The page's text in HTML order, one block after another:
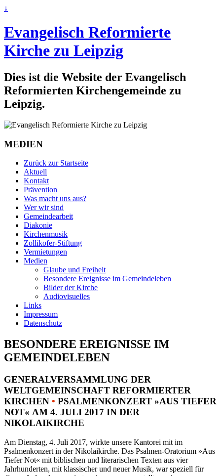
↓
Evangelisch Reformierte
Kirche zu Leipzig
Dies ist die Website der Evangelisch
Reformierten Kirchengemeinde zu
Leipzig.
MEDIEN
Zurück zur Startseite
Aktuell
Kontakt
Prävention
Was macht uns aus?
Wer wir sind
Gemeindearbeit
Diakonie
Kirchenmusik
Zollikofer-Stiftung
Vermietungen
Medien
Glaube und Freiheit
Besondere Ereignisse im Gemeindeleben
Bilder der Kirche
Audiovisuelles
Links
Impressum
Datenschutz
BESONDERE EREIGNISSE IM
GEMEINDELEBEN
GENERALVERSAMMLUNG DER
WELTGEMEINSCHAFT REFORMIERTER
KIRCHEN • PSALMENKONZERT »AUS TIEFER
NOT« AM 4. JULI 2017 IN DER
NIKOLAIKIRCHE
Am Dienstag, 4. Juli 2017, wirkte unsere Kantorei mit im
Psalmenkonzert in der Nikolaikirche. Das Psalmen-Oratorium »Aus
Tiefer Not« mit biblischen und literarischen Texten aus vier
Jahrhunderten, mit klassischer und neuer Musik, war speziell für